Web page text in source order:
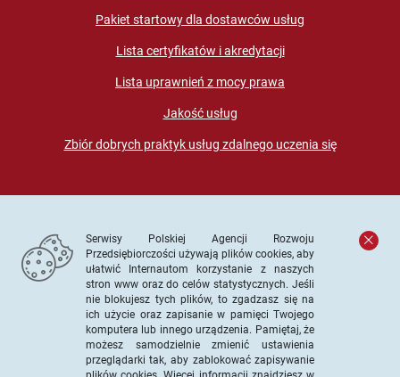
Pakiet startowy dla dostawców usług
Lista certyfikatów i akredytacji
Lista uprawnień z mocy prawa
Jakość usług
Zbiór dobrych praktyk usług zdalnego uczenia się
© PARP. Wszelkie prawa zastrzeżone
Projekt współfinansowany ze środków Unii Europejskiej w
Serwisy Polskiej Agencji Rozwoju
Przedsiębiorczości używają plików cookies, aby
ułatwić Internautom korzystanie z naszych
stron www oraz do celów statystycznych. Jeśli
nie blokujesz tych plików, to zgadzasz się na
ich użycie oraz zapisanie w pamięci Twojego
komputera lub innego urządzenia. Pamiętaj, że
możesz samodzielnie zmienić ustawienia
przeglądarki tak, aby zablokować zapisywanie